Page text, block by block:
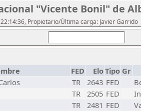
"Vicente Bonil" de
Propietario/Última carga: Javier Garrido
FED EloTipo Gr
TR 2643 FED
TR 2505 FED
TR 2481 FED